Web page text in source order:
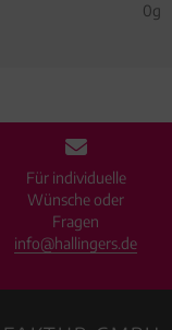
0g
Für individuelle
Wünsche oder
Fragen
info@hallingers.de